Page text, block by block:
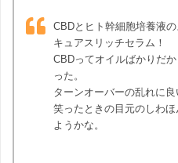
CBDとヒト幹細胞培養液の
キュアスリッチセラム！
CBDってオイルばかりだ
った。
ターンオーバーの乱れに良
笑ったときの目元のしわ
ようかな。